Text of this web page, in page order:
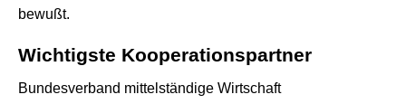
bewußt.
Wichtigste Kooperationspartner
Bundesverband mittelständige Wirtschaft